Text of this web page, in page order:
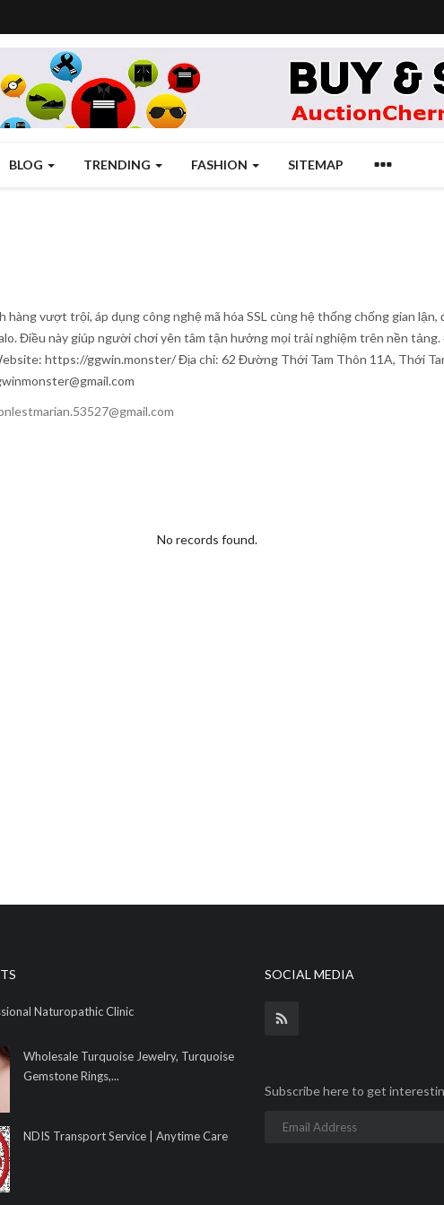
BLOG TRENDING FASHION SITEMAP
hàng vượt trội, áp dụng công nghệ mã hóa SSL cùng hệ thống chống gian
Điều này giúp người chơi yên tâm tận hưởng mọi trải nghiệm trên nền
https://ggwin.monster/ Địa chỉ: 62 Đường Thới Tam Thôn 11A, Thới
No records found.
Naturopathic Clinic
Wholesale Turquoise Jewelry, Turquoise
Gemstone Rings,...
NDIS Transport Service | Anytime Care
SOCIAL MEDIA
Subscribe here to get